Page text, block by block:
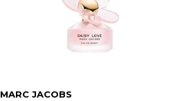
MARC JACOBS